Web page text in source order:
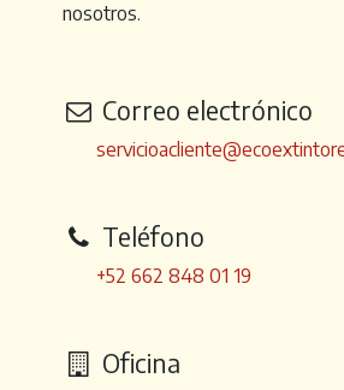
nosotros.
Correo electrónico
Teléfono
+52 662 848 01 19
Oficina